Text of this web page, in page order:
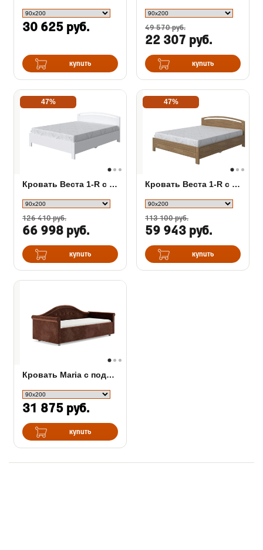
30 625 руб.
купить
49 570 руб.
22 307 руб.
купить
47%
Кровать Веста 1-R с подъемным механизмом (береза)
126 410 руб.
66 998 руб.
купить
47%
Кровать Веста 1-R с подъемным механизмом (сосна)
113 100 руб.
59 943 руб.
купить
Кровать Maria с подъемным механизмом
31 875 руб.
купить